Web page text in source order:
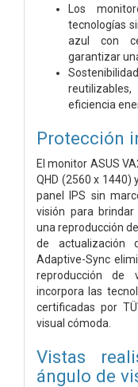
Los
tecnologías
azul con
garantizar
eficiencia
Protección
El monitor ASUS
QHD (2560 x 1440)
panel IPS sin
visión para
una reproducción
de actualización
Adaptive-Sync
reproducción de
incorpora las
certificadas por
visual cómoda.
Vistas
ángulo de